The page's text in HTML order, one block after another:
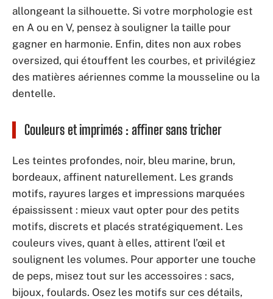
allongeant la silhouette. Si votre morphologie est
en A ou en V, pensez à souligner la taille pour
gagner en harmonie. Enfin, dites non aux robes
oversized, qui étouffent les courbes, et privilégiez
des matières aériennes comme la mousseline ou la
dentelle.
Couleurs et imprimés : affiner sans tricher
Les teintes profondes, noir, bleu marine, brun,
bordeaux, affinent naturellement. Les grands
motifs, rayures larges et impressions marquées
épaississent : mieux vaut opter pour des petits
motifs, discrets et placés stratégiquement. Les
couleurs vives, quant à elles, attirent l’œil et
soulignent les volumes. Pour apporter une touche
de peps, misez tout sur les accessoires : sacs,
bijoux, foulards. Osez les motifs sur ces détails,